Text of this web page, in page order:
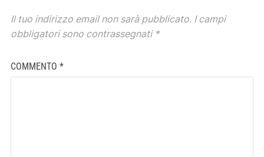
Il tuo indirizzo email non sarà pubblicato. I campi
obbligatori sono contrassegnati *
COMMENTO *